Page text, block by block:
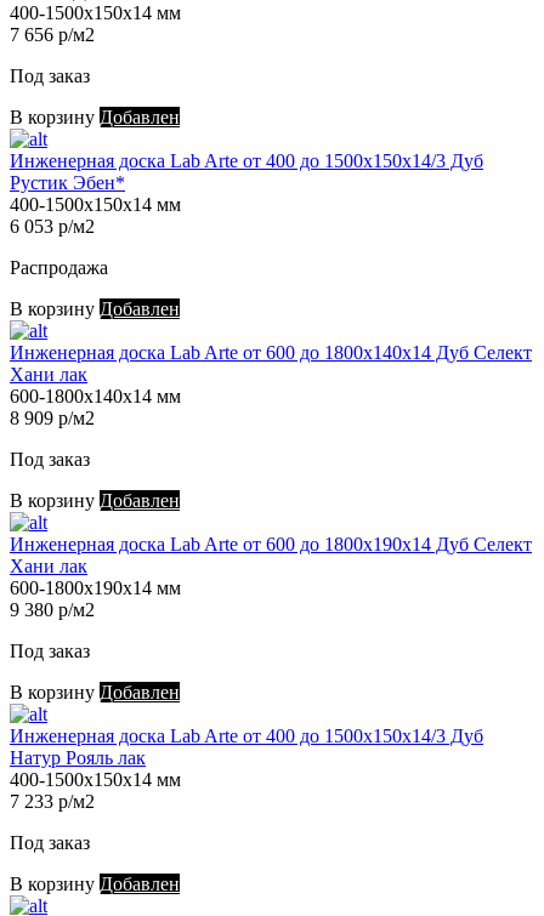
400-1500х150х14 мм
7 656 р/м2
Под заказ
В корзину Добавлен
Инженерная доска Lab Arte от 400 до 1500х150х14/3 Дуб
Рустик Эбен*
400-1500х150х14 мм
6 053 р/м2
Распродажа
В корзину Добавлен
Инженерная доска Lab Arte от 600 до 1800х140х14 Дуб Селект
Хани лак
600-1800х140х14 мм
8 909 р/м2
Под заказ
В корзину Добавлен
Инженерная доска Lab Arte от 600 до 1800х190х14 Дуб Селект
Хани лак
600-1800х190х14 мм
9 380 р/м2
Под заказ
В корзину Добавлен
Инженерная доска Lab Arte от 400 до 1500х150х14/3 Дуб
Натур Рояль лак
400-1500х150х14 мм
7 233 р/м2
Под заказ
В корзину Добавлен